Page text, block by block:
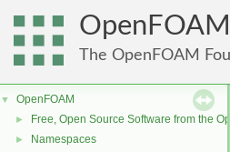
OpenFOAM
The OpenFOAM
▼ OpenFOAM
► Free, Open Source Software from the
► Namespaces